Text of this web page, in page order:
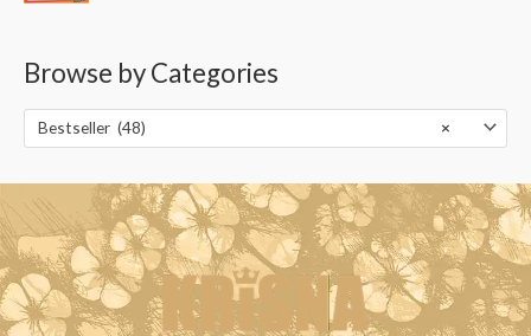
Browse by Categories
×
Bestseller (48)